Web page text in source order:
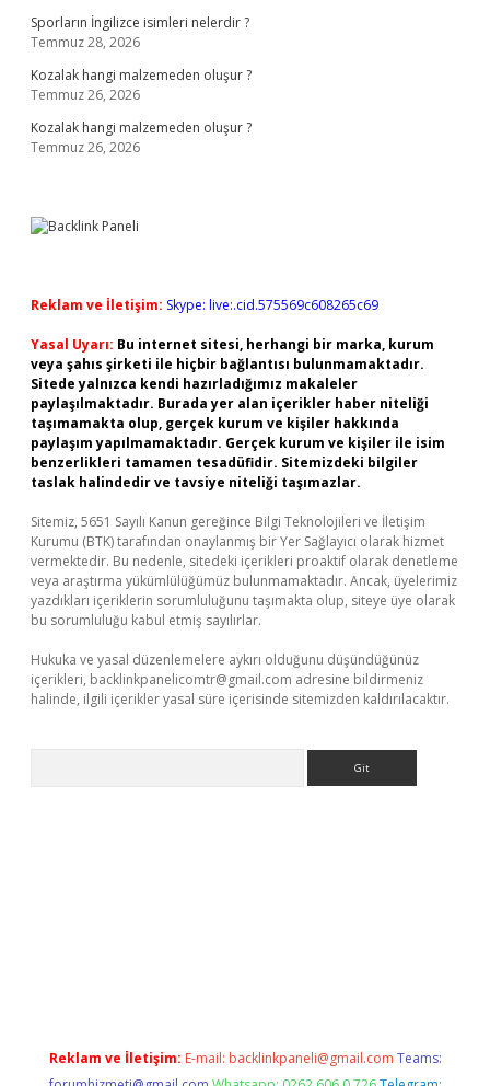
Sporların İngilizce isimleri nelerdir ?
Temmuz 28, 2026
Kozalak hangi malzemeden oluşur ?
Temmuz 26, 2026
Kozalak hangi malzemeden oluşur ?
Temmuz 26, 2026
Reklam ve İletişim: Skype: live:.cid.575569c608265c69
Yasal Uyarı: Bu internet sitesi, herhangi bir marka, kurum
veya şahıs şirketi ile hiçbir bağlantısı bulunmamaktadır.
Sitede yalnızca kendi hazırladığımız makaleler
paylaşılmaktadır. Burada yer alan içerikler haber niteliği
taşımamakta olup, gerçek kurum ve kişiler hakkında
paylaşım yapılmamaktadır. Gerçek kurum ve kişiler ile isim
benzerlikleri tamamen tesadüfidir. Sitemizdeki bilgiler
taslak halindedir ve tavsiye niteliği taşımazlar.
Sitemiz, 5651 Sayılı Kanun gereğince Bilgi Teknolojileri ve İletişim
Kurumu (BTK) tarafından onaylanmış bir Yer Sağlayıcı olarak hizmet
vermektedir. Bu nedenle, sitedeki içerikleri proaktif olarak denetleme
veya araştırma yükümlülüğümüz bulunmamaktadır. Ancak, üyelerimiz
yazdıkları içeriklerin sorumluluğunu taşımakta olup, siteye üye olarak
bu sorumluluğu kabul etmiş sayılırlar.
Hukuka ve yasal düzenlemelere aykırı olduğunu düşündüğünüz
içerikleri, backlinkpanelicomtr@gmail.com adresine bildirmeniz
halinde, ilgili içerikler yasal süre içerisinde sitemizden kaldırılacaktır.
Reklam ve İletişim: E-mail: backlinkpaneli@gmail.com Teams: